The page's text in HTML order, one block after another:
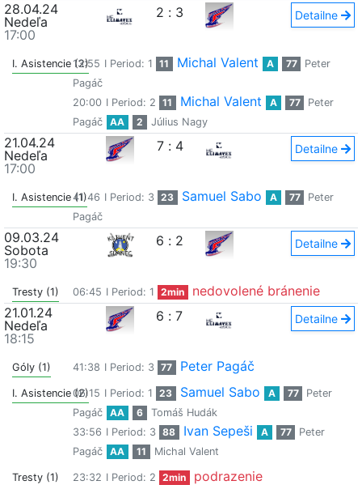
28.04.24
Nedeľa
17:00
2 : 3 Detailne
I. Asistencie (2)
13:55 I Period: 1 11 Michal Valent A 77
Peter
Pagáč
20:00 I Period: 2 11 Michal Valent A 77
Peter
Pagáč
AA 2 Július Nagy
21.04.24
Nedeľa
17:00
7 : 4 Detailne
I. Asistencie (1)41:46 I Period: 3 23 Samuel Sabo A 77
Peter
Pagáč
09.03.24
Sobota
19:30
6 : 2 Detailne
Tresty (1) 06:45 I Period: 1 2min
nedovolené bránenie
21.01.24
Nedeľa
18:15
6 : 7 Detailne
Góly (1) 41:38 I Period: 3 77 Peter Pagáč
I. Asistencie (2)
06:15 I Period: 1 23 Samuel Sabo A 77
Peter
Pagáč
AA 6
Tomáš Hudák
33:56 I Period: 3 88 Ivan Sepeši A 77
Peter
Pagáč
AA 11 Michal Valent
Tresty (1) 23:32 I Period: 2 2min
podrazenie